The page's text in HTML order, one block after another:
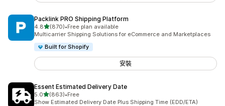
Packlink PRO Shipping Platform
4.8滿分 5 顆星
(870)
共有 870 則評價
•Free plan available
Multicarrier Shipping Solutions for eCommerce and Marketplaces
Built for Shopify
安裝
Essent Estimated Delivery Date
5.0滿分 5 顆星
(863)
共有 863 則評價
•Free
Show Estimated Delivery Date Plus Shipping Time (EDD/ETA)